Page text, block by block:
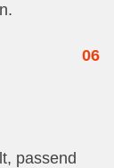
06
passend